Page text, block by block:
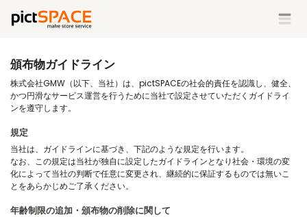
頒布物ガイドライン
株式会社GMW（以下、当社）は、pictSPACEの社会的責任を認識し、健全、
かつ円滑なサービス運営を行うために当社で設定させていただくガイドライ
ンを遵守します。
規定
当社は、ガイドラインに基づき、下記のような規定を行います。
なお、この規定は当社が独自に設定したガイドラインとなり社会・環境の変
化によって当社の判断で任意に変更され、継続的に保証するものでは無いこ
とをあらかじめご了承ください。
年齢制限の追加・頒布物の削除に関して